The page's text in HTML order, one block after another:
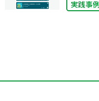
実践事例